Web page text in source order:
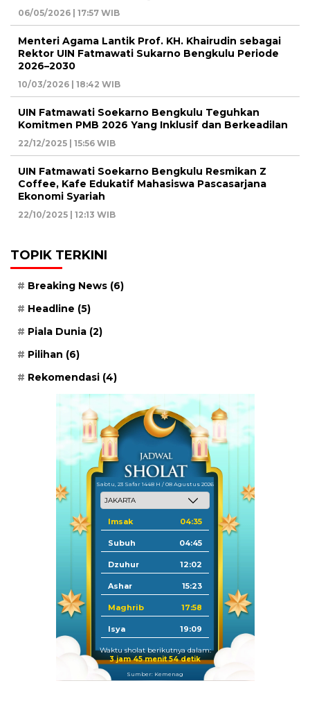
06/05/2026 | 17:57 WIB
Menteri Agama Lantik Prof. KH. Khairudin sebagai
Rektor UIN Fatmawati Sukarno Bengkulu Periode
2026–2030
10/03/2026 | 18:42 WIB
UIN Fatmawati Soekarno Bengkulu Teguhkan
Komitmen PMB 2026 Yang Inklusif dan Berkeadilan
22/12/2025 | 15:56 WIB
UIN Fatmawati Soekarno Bengkulu Resmikan Z
Coffee, Kafe Edukatif Mahasiswa Pascasarjana
Ekonomi Syariah
22/10/2025 | 12:13 WIB
TOPIK TERKINI
Breaking News (6)
Headline (5)
Piala Dunia (2)
Pilihan (6)
Rekomendasi (4)
Sabtu, 23 Safar 1448 H / 08 Agustus 2026
Imsak 04:35
Subuh 04:45
Dzuhur 12:02
Ashar 15:23
Maghrib 17:58
Isya 19:09
Waktu sholat berikutnya dalam:
3 jam 45 menit 53 detik
Sumber: Kemenag